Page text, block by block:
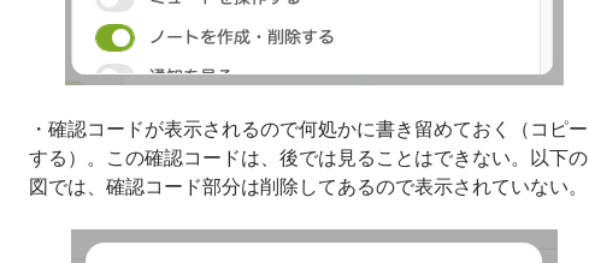
・確認コードが表示されるので何処かに書き留めておく（コピー
する）。この確認コードは、後では見ることはできない。以下の
図では、確認コード部分は削除してあるので表示されていない。